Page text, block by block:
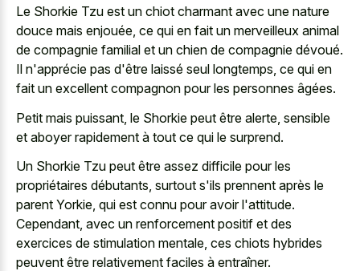
Le Shorkie Tzu est un chiot charmant avec une nature
douce mais enjouée, ce qui en fait un merveilleux animal
de compagnie familial et un chien de compagnie dévoué.
Il n'apprécie pas d'être laissé seul longtemps, ce qui en
fait un excellent compagnon pour les personnes âgées.
Petit mais puissant, le Shorkie peut être alerte, sensible
et aboyer rapidement à tout ce qui le surprend.
Un Shorkie Tzu peut être assez difficile pour les
propriétaires débutants, surtout s'ils prennent après le
parent Yorkie, qui est connu pour avoir l'attitude.
Cependant, avec un renforcement positif et des
exercices de stimulation mentale, ces chiots hybrides
peuvent être relativement faciles à entraîner.